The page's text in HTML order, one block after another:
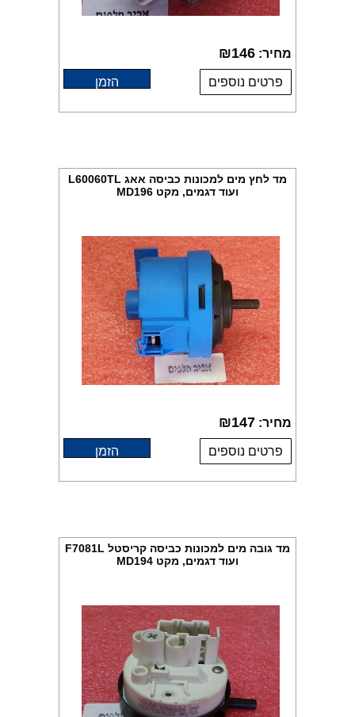
מחיר: ₪146
פרטים נוספים הזמן
מד לחץ מים למכונות כביסה אאג L60060TL
ועוד דגמים, מקט MD196
מחיר: ₪147
פרטים נוספים הזמן
מד גובה מים למכונות כביסה קריסטל F7081L
ועוד דגמים, מקט MD194